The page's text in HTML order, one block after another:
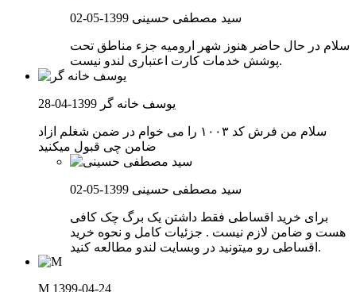
سید مصطفی حسینی 1399-05-02
سلام در حال حاضر هنوز شهر ارومیه جزء مناطق تحت
پوشش خدمات کارت اعتباری لندو نیست.
یوسف خانه گر 1399-04-28
سلام من فرش کد ۱۰۰۳ را می خوام در ضمن شغلم ازاد
ضامن چی قبول میکنید
سید مصطفی حسینی 1399-05-02
برای خرید اقساطی فقط داشتن یک برگ چک کافی
هست و ضامن لازم نیست . جزئیات کامل و نحوه خرید
اقساطی رو میتونید در وبسایت لندو مطالعه کنید.
M 1399-04-24